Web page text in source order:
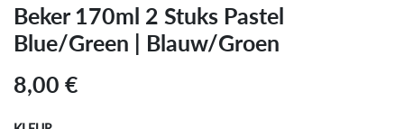
Beker 170ml 2 Stuks Pastel
Blue/Green | Blauw/Groen
8,00 €